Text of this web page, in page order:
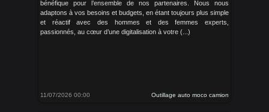
bénéfique pour l’ensemble de nos partenaires. Nous nous
adaptons à vos besoins et budgets, en étant toujours plus simple
et réactif avec des hommes et des femmes experts,
passionnés, au cœur d’une digitalisation à votre (...)
11/07/2026 00:00 Outillage auto moco camion